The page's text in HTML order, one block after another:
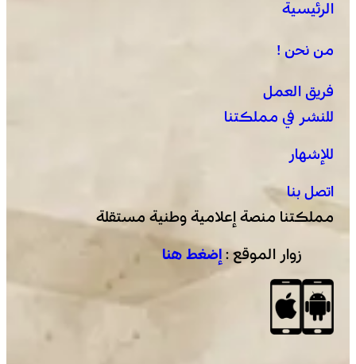
يقظة أمنية وتنظيم محكم يواكبان افتتاح مهرجان الزربية
الثقافي
الرئيسية
من نحن !
فريق العمل
للنشر في مملكتنا
للإشهار
اتصل بنا
مملكتنا منصة إعلامية وطنية مستقلة
زوار الموقع : إضغط هنا